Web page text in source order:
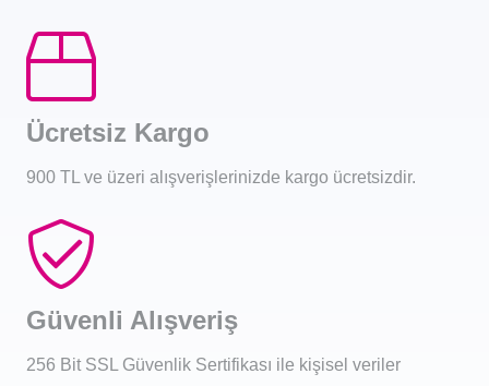
Ücretsiz Kargo
900 TL ve üzeri alışverişlerinizde kargo ücretsizdir.
Güvenli Alışveriş
256 Bit SSL Güvenlik Sertifikası ile kişisel veriler